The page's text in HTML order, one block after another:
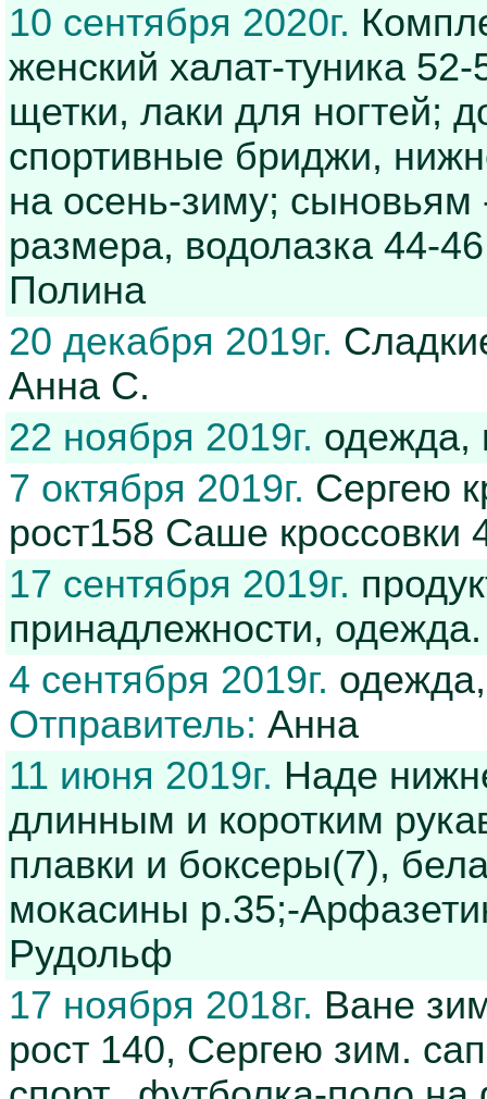
10 сентября 2020г.
женский халат-туника
щетки, лаки для ногтей;
спортивные бриджи,
на осень-зиму;
размера, водолазка 44-
Полина
20 декабря 2019г.
Анна С.
22 ноября 2019г. одежда,
7 октября 2019г. Сергею
рост158 Саше кроссовки
17 сентября 2019г.
принадлежности,
4 сентября 2019г.
Отправитель: Анна
11 июня 2019г. Наде
длинным и коротким
плавки и боксеры(7),
мокасины р.35;-
Рудольф
17 ноября 2018г. Ване
рост 140, Сергею зим.